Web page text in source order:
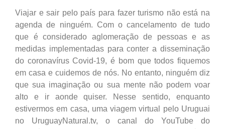
Viajar e sair pelo país para fazer turismo não está na
agenda de ninguém. Com o cancelamento de tudo
que é considerado aglomeração de pessoas e as
medidas implementadas para conter a disseminação
do coronavírus Covid-19, é bom que todos fiquemos
em casa e cuidemos de nós. No entanto, ninguém diz
que sua imaginação ou sua mente não podem voar
alto e ir aonde quiser. Nesse sentido, enquanto
estivermos em casa, uma viagem virtual pelo Uruguai
no UruguayNatural.tv, o canal do YouTube do